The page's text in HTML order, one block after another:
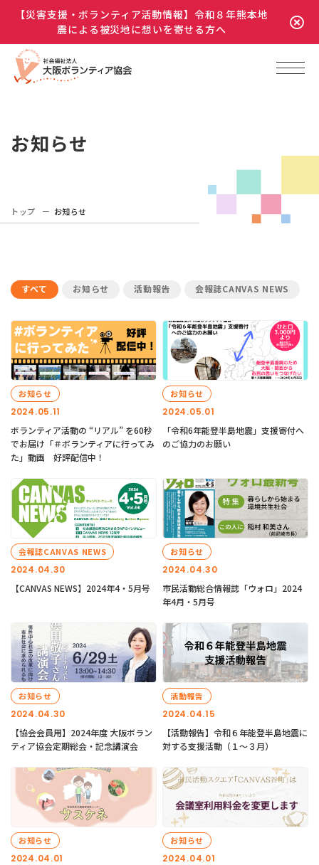
【災害支援・ボランティア活動情報】令和８年熊本地
震による被災地に想いを寄せる方へ
お知らせ
トップ お知らせ
すべて お知らせ 活動報告 会報誌CANVAS NEWS
2024.05.11
お知らせ
ボランティア活動の “リアル” を60秒
でお届け「＃ボランティアに行ってみ
た」動画 好評配信中！
2024.05.01
お知らせ
「令和6年能登半島地震」支援寄付へ
のご協力のお願い
2024.04.30
会報誌CANVAS NEWS
【CANVAS NEWS】2024年4・5月号
2024.04.30
お知らせ
市民活動総合情報誌「ウォロ」2024
年4月・5月号
2024.04.30
お知らせ
【協会会員用】2024年度 大阪ボラン
ティア協会定期総会・記念講演会
2024.04.15
活動報告
【活動報告】令和６年能登半島地震に
対する支援活動（１〜３月）
2024.04.01
お知らせ
2024.04.01
お知らせ